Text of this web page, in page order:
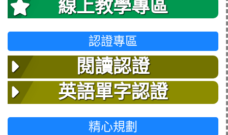
線上教學專區
認證專區
閱讀認證
英語單字認證
精心規劃